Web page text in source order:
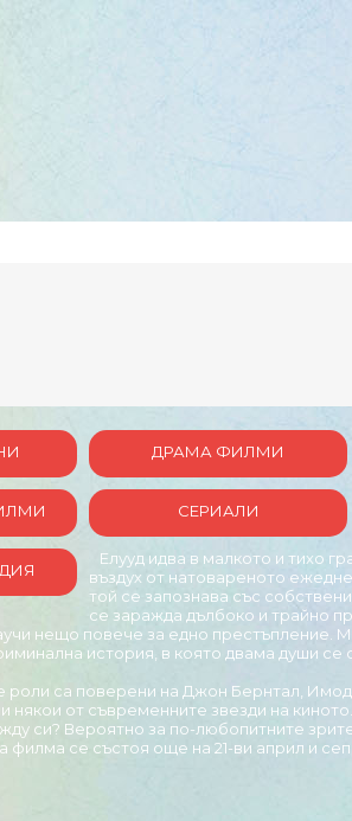
ДРАМА ФИЛМИ
СЕРИАЛИ
Елууд идва в малкото и тихо
въздух от натовареното
той се запознава със
се заражда дълбоко и трайно
нещо повече за едно престъпление.
история, в която двама души се
роли са поверени на Джон Бернтал,
от съвременните звезди на
си? Вероятно за по-любопитните
се състоя още на 21-ви април и